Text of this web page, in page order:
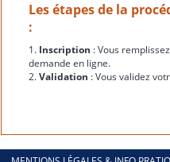
Les étapes de la
:
1. Inscription : Vous
demande en ligne.
2.Validation : Vous validez